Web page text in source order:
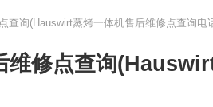
查询(Hauswirt蒸烤一体机售后维修点查询电
修点查询